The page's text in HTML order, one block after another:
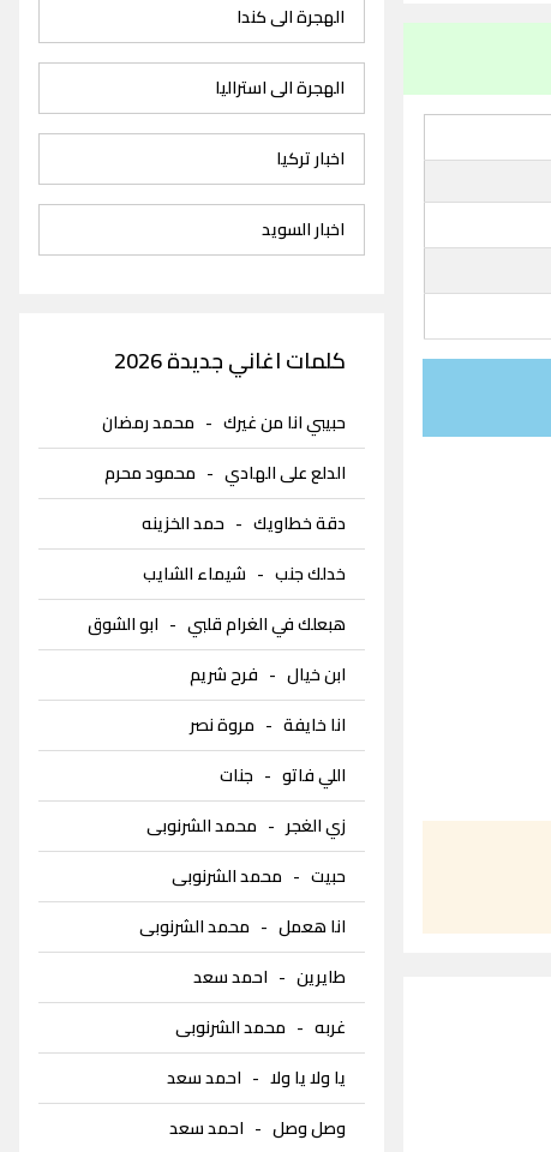
الهجرة الى كندا
الهجرة الى استراليا
اخبار تركيا
اخبار السويد
كلمات اغاني جديدة 2026
حبيبي انا من غيرك- محمد رمضان
الدلع على الهادي- محمود محرم
دقة خطاويك- حمد الخزينه
خدلك جنب- شيماء الشايب
هبعلك في الغرام قلبي- ابو الشوق
ابن خيال- فرح شريم
انا خايفة- مروة نصر
اللي فاتو- جنات
زي الغجر - محمد الشرنوبى
حبيت- محمد الشرنوبى
انا هعمل- محمد الشرنوبى
طايرين- احمد سعد
غربه- محمد الشرنوبى
يا ولا يا ولا- احمد سعد
وصل وصل- احمد سعد